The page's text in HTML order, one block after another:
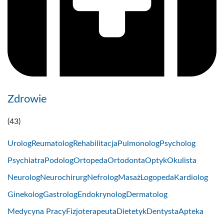
Zdrowie
(43)
UrologReumatologRehabilitacja PulmonologPsycholog
Psychiatra PodologOrtopedaOrtodontaOptykOkulista
NeurologNeurochirurgNefrologMasażLogopeda Kardiolog
GinekologGastrologEndokrynologDermatolog
Medycyna PracyFizjoterapeuta DietetykDentystaApteka